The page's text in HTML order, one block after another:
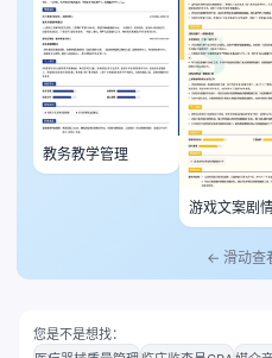
教务教学管理
游戏文案剧
师
← 滑动查
您是不是想找：